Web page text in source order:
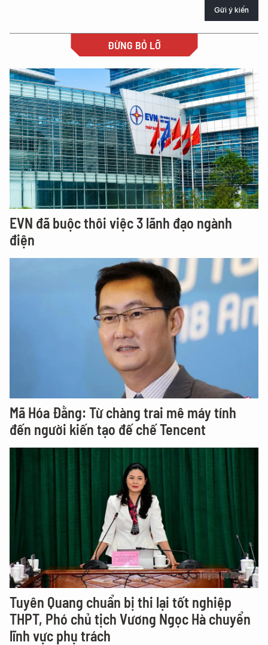
Gửi ý kiến
ĐỪNG BỎ LỠ
EVN đã buộc thôi việc 3 lãnh đạo ngành
điện
Mã Hóa Đằng: Từ chàng trai mê máy tính
đến người kiến tạo đế chế Tencent
Tuyên Quang chuẩn bị thi lại tốt nghiệp
THPT, Phó chủ tịch Vương Ngọc Hà chuyển
lĩnh vực phụ trách